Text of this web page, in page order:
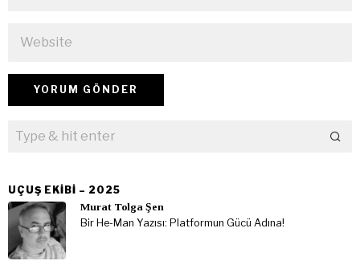
UÇUŞ EKIBI – 2025
Murat Tolga Şen
Bir He-Man Yazısı: Platformun Gücü Adına!